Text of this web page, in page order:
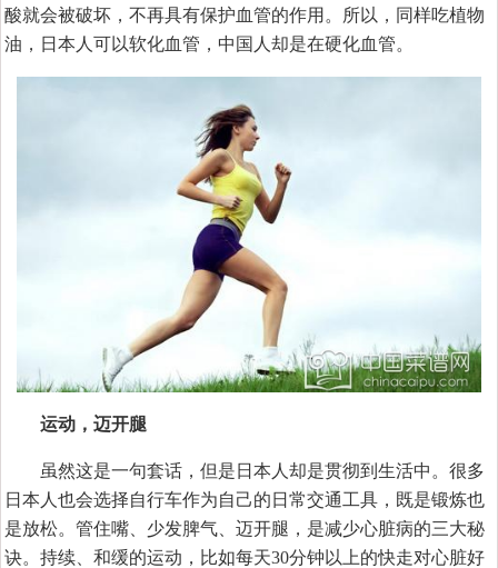
酸就会被破坏，不再具有保护血管的作用。所以，同样吃植物
油，日本人可以软化血管，中国人却是在硬化血管。
运动，迈开腿
虽然这是一句套话，但是日本人却是贯彻到生活中。很多
日本人也会选择自行车作为自己的日常交通工具，既是锻炼也
是放松。管住嘴、少发脾气、迈开腿，是减少心脏病的三大秘
诀。持续、和缓的运动，比如每天30分钟以上的快走对心脏好